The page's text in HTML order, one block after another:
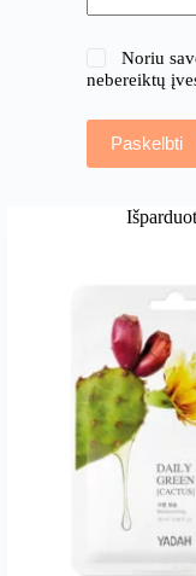
Noriu
nebereiktų
Paskelbti